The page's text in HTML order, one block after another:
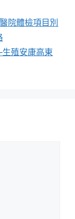
院體檢項目別
殖安康高東